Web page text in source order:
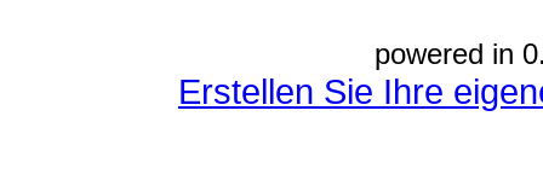
powered in
Erstellen Sie Ihre